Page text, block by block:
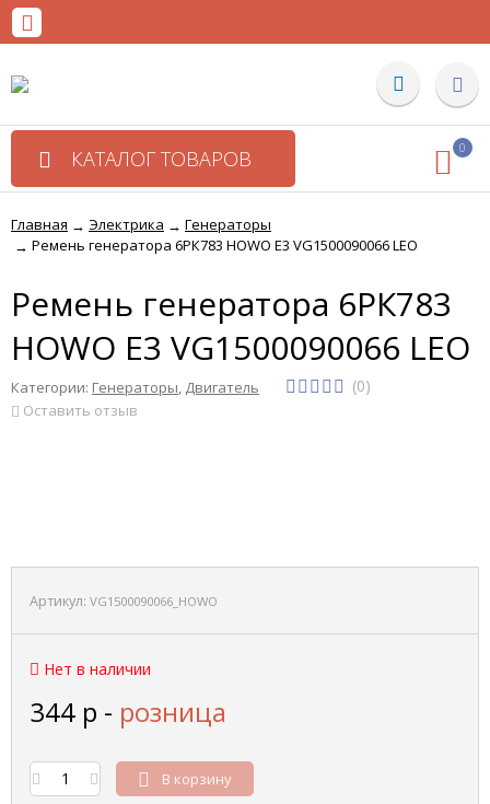
КАТАЛОГ ТОВАРОВ 0
Главная → Электрика → Генераторы
→ Ремень генератора 6РК783 HOWO E3 VG1500090066 LEO
Ремень генератора 6РК783
HOWO E3 VG1500090066 LEO
Категории: Генераторы Двигатель (0)
Оставить отзыв
Артикул: VG1500090066_HOWO
Нет в наличии
344 р - розница
В корзину